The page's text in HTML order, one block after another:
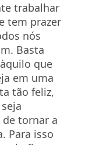
trabalhar
tem prazer
nós
Basta
que
em uma
tão feliz,
tornar a
Para isso